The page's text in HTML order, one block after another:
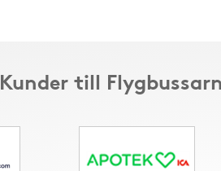
Kunder till